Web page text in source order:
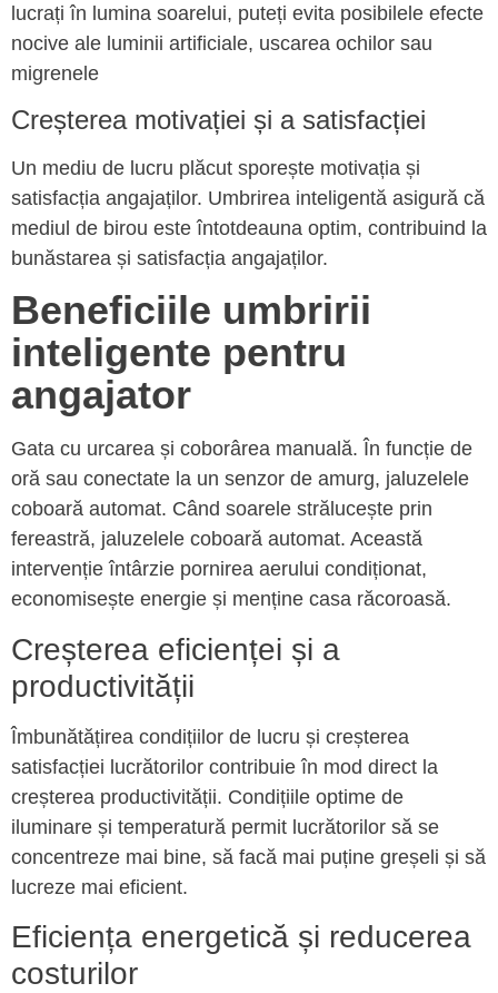
lucrați în lumina soarelui, puteți evita posibilele efecte
nocive ale luminii artificiale, uscarea ochilor sau
migrenele
Creșterea motivației și a satisfacției
Un mediu de lucru plăcut sporește motivația și
satisfacția angajaților. Umbrirea inteligentă asigură că
mediul de birou este întotdeauna optim, contribuind la
bunăstarea și satisfacția angajaților.
Beneficiile umbririi
inteligente pentru
angajator
Gata cu urcarea și coborârea manuală. În funcție de
oră sau conectate la un senzor de amurg, jaluzelele
coboară automat. Când soarele strălucește prin
fereastră, jaluzelele coboară automat. Această
intervenție întârzie pornirea aerului condiționat,
economisește energie și menține casa răcoroasă.
Creșterea eficienței și a
productivității
Îmbunătățirea condițiilor de lucru și creșterea
satisfacției lucrătorilor contribuie în mod direct la
creșterea productivității. Condițiile optime de
iluminare și temperatură permit lucrătorilor să se
concentreze mai bine, să facă mai puține greșeli și să
lucreze mai eficient.
Eficiența energetică și reducerea
costurilor